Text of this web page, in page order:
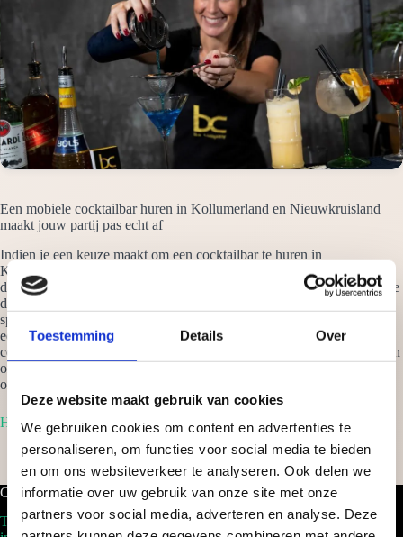
Toestemming Details Over
Deze website maakt gebruik van cookies
We gebruiken cookies om content en advertenties te
personaliseren, om functies voor social media te bieden
en om ons websiteverkeer te analyseren. Ook delen we
informatie over uw gebruik van onze site met onze
partners voor social media, adverteren en analyse. Deze
Een mobiele cocktailbar huren in Kollumerland en Nieuwkruisland
maakt jouw partij pas echt af
Indien je een keuze maakt om een cocktailbar te huren in
Kollumerland en Nieuwkruisland en mogen wij dit voor je verzorgen,
dan hoef jij je nergens meer zorgen om te maken. Wij nemen alles mee
dat nodig is en garanderen jou dat de cocktails jouw ceremonie een
spectaculair evenement maken. Van een klein intiem feestje thuis, tot
eenmega evenement als een beurs, uit ervaring weten wij dat het
constant een groot succesnummer is. Vraag vrijblijvend een offerte aan
om een cocktailbar te huren in Kollumerland en Nieuwkruisland en je
ontvangt binnen 24 uur een scherp voorstel op maat!
Home
Cocktailbar.nl
Tel. 088-2035100